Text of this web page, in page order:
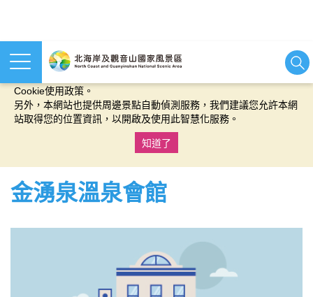
本網站使用cookies等相關技術以持續優化網站服務，並有助於為
Cookie使用政策。
另外，本網站也提供周邊景點自動偵測服務，我們建議您允許本網
站取得您的位置資訊，以開啟及使用此智慧化服務。
知道了
金湧泉溫泉會館